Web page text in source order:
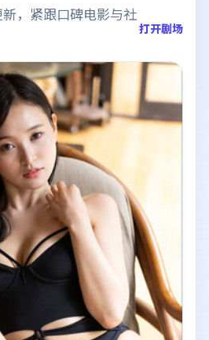
，紧跟口碑电影与社
打开剧场